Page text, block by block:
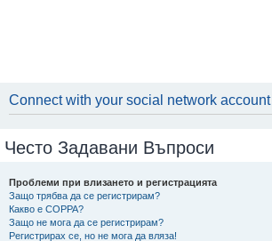
Connect with your social network account
Често Задавани Въпроси
Проблеми при влизането и регистрацията
Защо трябва да се регистрирам?
Какво е COPPA?
Защо не мога да се регистрирам?
Регистрирах се, но не мога да вляза!